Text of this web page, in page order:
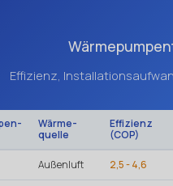
Effi­zienz,
Wärme­
quelle
Effi­zienz
(COP)
Außen­luft 2,5 - 4,6